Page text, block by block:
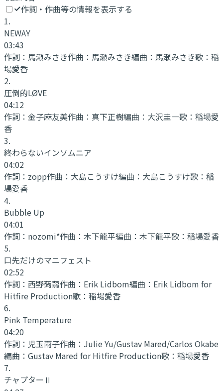
作詞・作曲等の情報を表示する
1.
NEWAY
03:43
作詞： 馬瀬みさき作曲： 馬瀬みさき編曲： 馬瀬みさき歌： 稲
場愛香
2.
圧倒的LØVE
04:12
作詞： 金子麻友美作曲： 真下正樹編曲： 大沢圭一歌： 稲場愛
香
3.
終わらないインソムニア
04:02
作詞： zopp作曲： 大島こうすけ編曲： 大島こうすけ歌： 稲
場愛香
4.
Bubble Up
04:01
作詞： nozomi*作曲： 木下龍平編曲： 木下龍平歌： 稲場愛香
5.
口先だけのマニフェスト
02:52
作詞： 西野蒟蒻作曲： Erik Lidbom編曲： Erik Lidbom for
Hitfire Production歌： 稲場愛香
6.
Pink Temperature
04:20
作詞： 児玉雨子作曲： Julie Yu/Gustav Mared/Carlos Okabe
編曲： Gustav Mared for Hitfire Production歌： 稲場愛香
7.
チャプターⅡ